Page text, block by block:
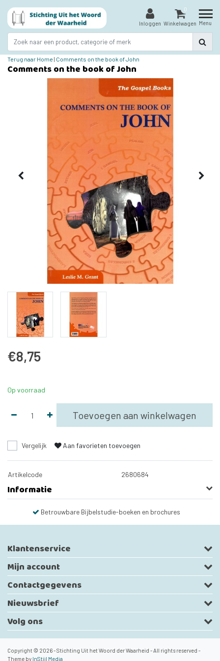
Inloggen
0
Winkelwagen Menu
Terug naar Home | Comments on the book of John
Comments on the book of John
€8,75
Op voorraad
Toevoegen aan winkelwagen
Vergelijk Aan favorieten toevoegen
Artikelcode 2680684
Informatie
Betrouwbare Bijbelstudie-boeken en brochures
Klantenservice
Mijn account
Contactgegevens
Nieuwsbrief
Volg ons
Copyright © 2026 - Stichting Uit het Woord der Waarheid - All rights reserved -
Theme by InStijl Media